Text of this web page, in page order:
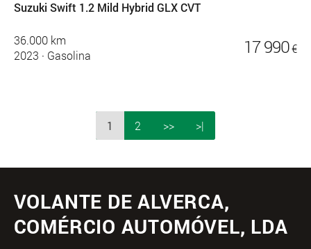
Suzuki Swift 1.2 Mild Hybrid GLX CVT
36.000 km
2023 · Gasolina 17 990 €
1 2 >> >|
VOLANTE DE ALVERCA,
COMÉRCIO AUTOMÓVEL, LDA